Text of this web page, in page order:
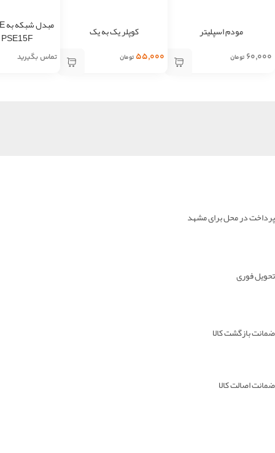
مودم اسپلیتر
۶۰,۰۰۰ تومان
کوپلر یک به یک
۵۵,۰۰۰ تومان تماس بگیرید
پرداخت در محل برای مشهد
تحویل فوری
ضمانت بازگشت کالا
ضمانت اصالت کالا